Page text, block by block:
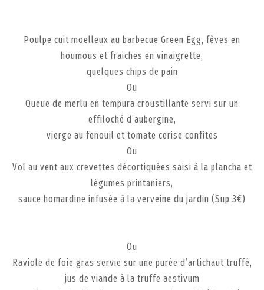
Poulpe cuit moelleux au barbecue Green Egg, fèves en
houmous et fraiches en vinaigrette,
quelques chips de pain
Ou
Queue de merlu en tempura croustillante servi sur un
effiloché d’aubergine,
vierge au fenouil et tomate cerise confites
Ou
Vol au vent aux crevettes décortiquées saisi à la plancha et
légumes printaniers,
sauce homardine infusée à la verveine du jardin (Sup 3€)
Ou
Raviole de foie gras servie sur une purée d’artichaut truffé,
jus de viande à la truffe aestivum